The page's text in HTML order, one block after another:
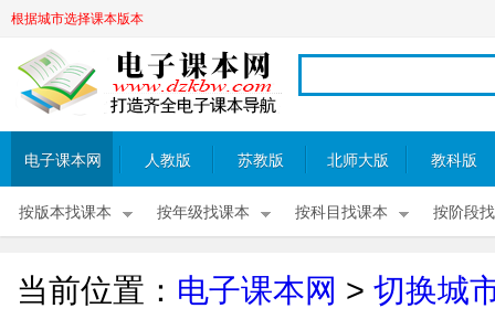
根据城市选择课本版本
电子课本网 人教版 苏教版 北师大版 教科版
按版本找课本 按年级找课本 按科目找课本 按阶段
当前位置： 电子课本网 > 切换城